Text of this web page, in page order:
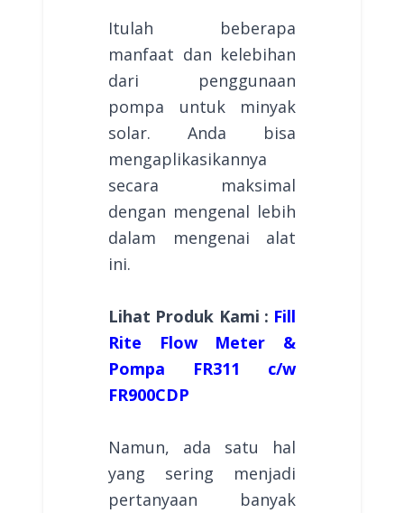
Itulah beberapa
manfaat dan kelebihan
dari penggunaan
pompa untuk minyak
solar. Anda bisa
mengaplikasikannya
secara maksimal
dengan mengenal lebih
dalam mengenai alat
ini.
Lihat Produk Kami : Fill
Rite Flow Meter &
Pompa FR311 c/w
FR900CDP
Namun, ada satu hal
yang sering menjadi
pertanyaan banyak